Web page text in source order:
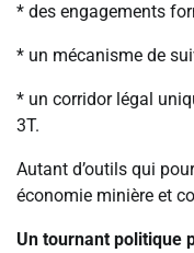
* des engagements
* un mécanisme de
* un corridor légal
3T.
Autant d’outils qui
économie minière et
Un tournant politique